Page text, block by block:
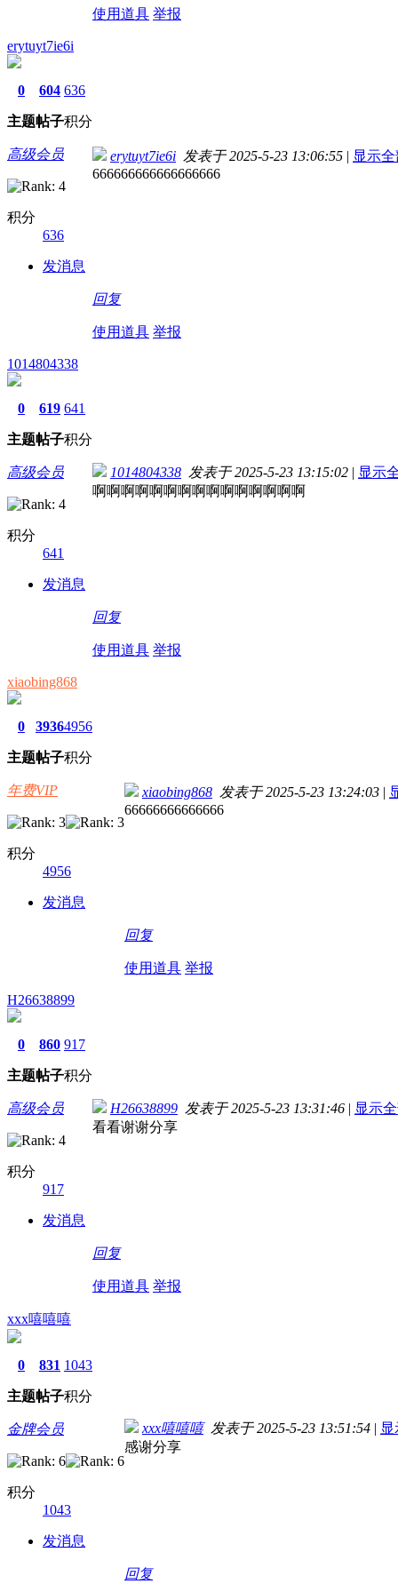
使用道具 举报
erytuyt7ie6i
0
主题
604
帖子
636
积分
高级会员
积分
636
发消息
erytuyt7ie6i 发表于 2025-5-23 13:06:55 | 显示
666666666666666666
回复
使用道具 举报
1014804338
0
主题
619
帖子
641
积分
高级会员
积分
641
发消息
1014804338 发表于 2025-5-23 13:15:02 | 显示
啊啊啊啊啊啊啊啊啊啊啊啊啊啊啊
回复
使用道具 举报
xiaobing868
0
主题
3936
帖子
4956
积分
年费VIP
积分
4956
发消息
xiaobing868 发表于 2025-5-23 13:24:03 |
66666666666666
回复
使用道具 举报
H26638899
0
主题
860
帖子
917
积分
高级会员
积分
917
发消息
H26638899 发表于 2025-5-23 13:31:46 | 显示
看看谢谢分享
回复
使用道具 举报
xxx嘻嘻嘻
0
主题
831
帖子
1043
积分
金牌会员
积分
1043
发消息
xxx嘻嘻嘻发表于 2025-5-23 13:51:54 |
感谢分享
回复